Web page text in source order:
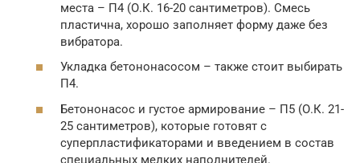
места – П4 (О.К. 16-20 сантиметров). Смесь
пластична, хорошо заполняет форму даже без
вибратора.
Укладка бетононасосом – также стоит выбирать
П4.
Бетононасос и густое армирование – П5 (О.К. 21-
25 сантиметров), которые готовят с
суперпластификаторами и введением в состав
специальных мелких наполнителей.